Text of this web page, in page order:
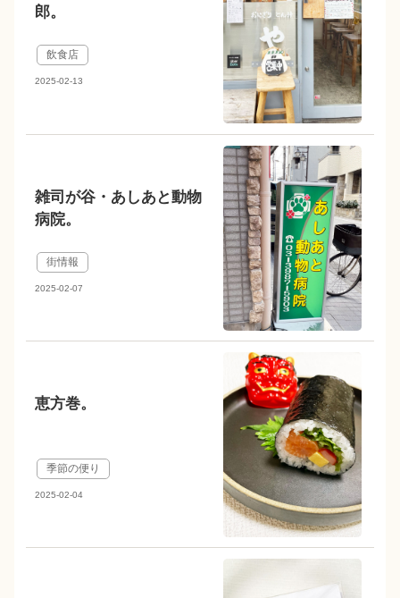
郎。
飲食店
2025-02-13
雑司が谷・あしあと動物
病院。
街情報
2025-02-07
恵方巻。
季節の便り
2025-02-04